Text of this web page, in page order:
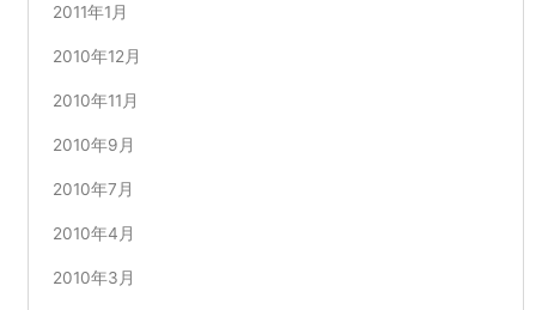
2011年1月
2010年12月
2010年11月
2010年9月
2010年7月
2010年4月
2010年3月